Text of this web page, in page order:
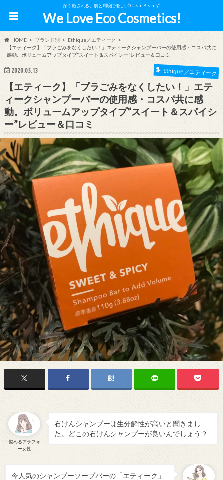
深く癒される、肌と環境に優しい”Clean Beauty”
We Love Eco Cosmetics!
HOME ブランド別
Ethique／エティーク
【エティーク】「プラごみをなくしたい！」エティークシャンプーバーの使用感・コスパ共に
感動。ボリュームアップタイプ”スイート＆スパイシー”レビュー＆口コミ
2020.05.13 Ethique／エティーク
【エティーク】「プラごみをなくしたい！」エテ
ィークシャンプーバーの使用感・コスパ共に感
動。ボリュームアップタイプ”スイート＆スパイシ
ー”レビュー＆口コミ
悩めるアラフォ
ー女性
石けんシャンプーは生分解性が高いと聞きまし
た。どこの石けんシャンプーが良いんでしょう？
今人気のシャンプーソープバーの「エティーク」